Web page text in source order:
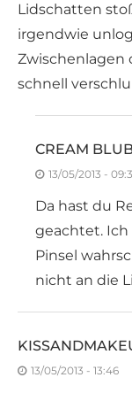
Lidschatten
irgendwie
Zwischenlagen
schnell
CREAM
13/05/2013 -
Da hast du
geachtet.
Pinsel
nicht an die
13/05/2013 - 13:46